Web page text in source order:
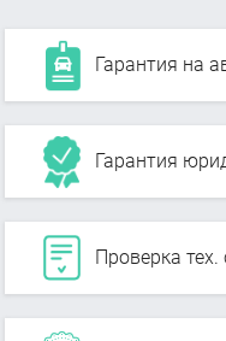
Гарантия на
Гарантия
Проверка